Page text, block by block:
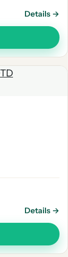
Details →
Details →